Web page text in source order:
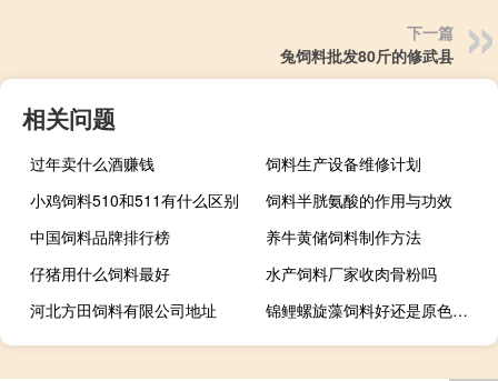
下一篇
兔饲料批发80斤的修武县
相关问题
过年卖什么酒赚钱
饲料生产设备维修计划
小鸡饲料510和511有什么区别
饲料半胱氨酸的作用与功效
中国饲料品牌排行榜
养牛黄储饲料制作方法
仔猪用什么饲料最好
水产饲料厂家收肉骨粉吗
河北方田饲料有限公司地址
锦鲤螺旋藻饲料好还是原色饲料好